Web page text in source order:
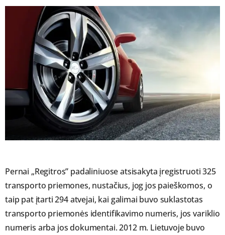
Pernai „Regitros” padaliniuose atsisakyta įregistruoti 325
transporto priemones, nustačius, jog jos paieškomos, o
taip pat įtarti 294 atvejai, kai galimai buvo suklastotas
transporto priemonės identifikavimo numeris, jos variklio
numeris arba jos dokumentai. 2012 m. Lietuvoje buvo